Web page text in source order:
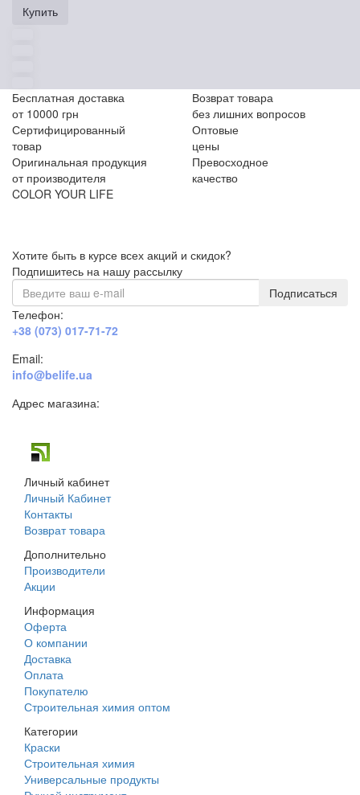
Купить
Бесплатная доставка
от 10000 грн
Возврат товара
без лишних вопросов
Сертифицированный
товар
Оптовые
цены
Оригинальная продукция
от производителя
Превосходное
качество
COLOR YOUR LIFE
Хотите быть в курсе всех акций и скидок?
Подпишитесь на нашу рассылку
Подписаться
Телефон:
+38 (073) 017-71-72
Email:
info@belife.ua
Адрес магазина:
Личный кабинет
Личный Кабинет
Контакты
Возврат товара
Дополнительно
Производители
Акции
Информация
Оферта
О компании
Доставка
Оплата
Покупателю
Строительная химия оптом
Категории
Краски
Строительная химия
Универсальные продукты